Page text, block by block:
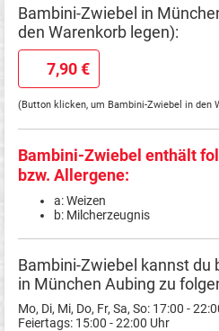
Bambini-Zwiebel in
den Warenkorb legen):
7,90 €
(Button klicken, um Bambini-Zwiebel in den
Bambini-Zwiebel enthält
bzw. Allergene:
a: Weizen
b: Milcherzeugnis
Bambini-Zwiebel kannst du
in München Aubing zu
Mo, Di, Mi, Do, Fr, Sa, So: 17:00 -
Feiertags: 15:00 - 22:00 Uhr